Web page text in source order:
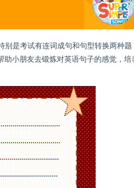
别是考试有连词成句和句型转换两种题
助小朋友去锻炼对英语句子的感觉，培